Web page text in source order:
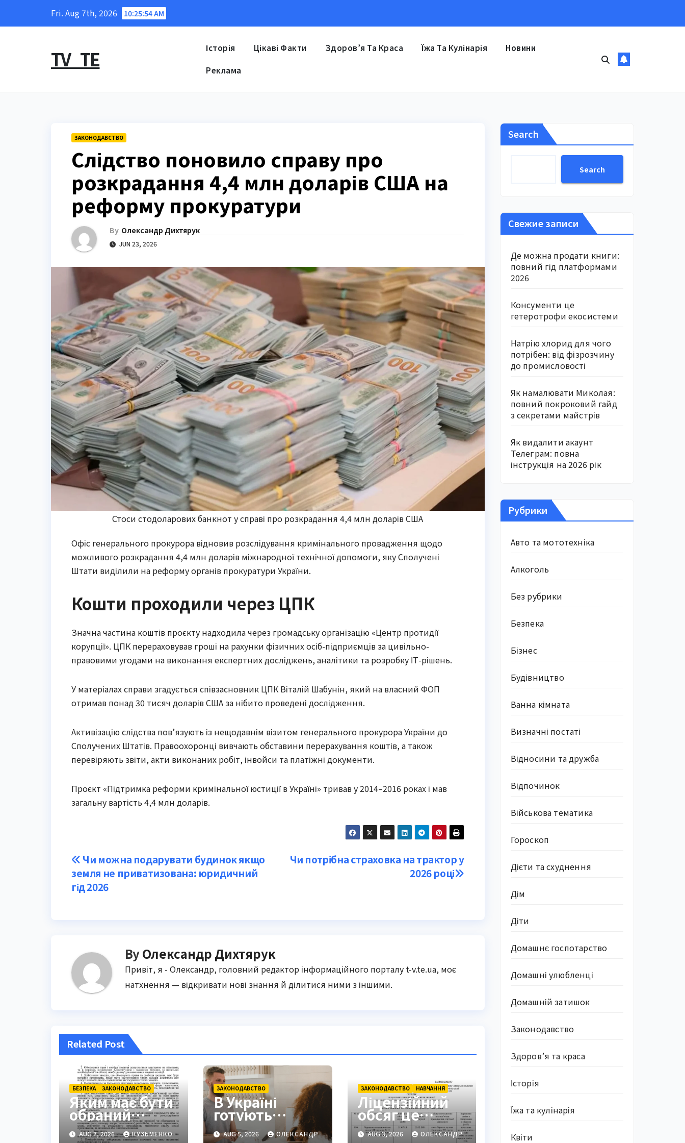
Fri. Aug 7th, 2026 10:25:55 AM
TV_TE Історія Цікаві Факти Здоров’я Та Краса Їжа Та Кулінарія Новини
Реклама
ЗАКОНОДАВСТВО
Слідство поновило справу про
розкрадання 4,4 млн доларів США на
реформу прокуратури
By Олександр Дихтярук
JUN 23, 2026
Стоси стодоларових банкнот у справі про розкрадання 4,4 млн доларів США
Офіс генерального прокурора відновив розслідування кримінального провадження щодо
можливого розкрадання 4,4 млн доларів міжнародної технічної допомоги, яку Сполучені
Штати виділили на реформу органів прокуратури України.
Кошти проходили через ЦПК
Значна частина коштів проєкту надходила через громадську організацію «Центр протидії
корупції». ЦПК перераховував гроші на рахунки фізичних осіб-підприємців за цивільно-
правовими угодами на виконання експертних досліджень, аналітики та розробку ІТ-рішень.
У матеріалах справи згадується співзасновник ЦПК Віталій Шабунін, який на власний ФОП
отримав понад 30 тисяч доларів США за нібито проведені дослідження.
Активізацію слідства пов’язують із нещодавнім візитом генерального прокурора України до
Сполучених Штатів. Правоохоронці вивчають обставини перерахування коштів, а також
перевіряють звіти, акти виконаних робіт, інвойси та платіжні документи.
Проєкт «Підтримка реформи кримінальної юстиції в Україні» тривав у 2014–2016 роках і мав
загальну вартість 4,4 млн доларів.
Post
navigation
Чи потрібна страховка на трактор у
2026 році
Чи можна подарувати будинок якщо
земля не приватизована: юридичний
гід 2026
ByОлександр Дихтярук
Привіт, я - Олександр, головний редактор інформаційного порталу t-v.te.ua, моє
натхнення — відкривати нові знання й ділитися ними з іншими.
Related Post
БЕЗПЕКА ЗАКОНОДАВСТВО
Яким має бути
обраний
поліцейський
AUG 7, 2026
КУЗЬМЕНКО
ЗАКОНОДАВСТВО
В Україні
готують
пенсійну
AUG 5, 2026
ОЛЕКСАНДР
ЗАКОНОДАВСТВО НАВЧАННЯ
Ліцензійний
обсяг це
ключовий
AUG 3, 2026
ОЛЕКСАНДР
Search
Search
Свежие записи
Де можна продати книги:
повний гід платформами
2026
Консументи це
гетеротрофи екосистеми
Натрію хлорид для чого
потрібен: від фізрозчину
до промисловості
Як намалювати Миколая:
повний покроковий гайд
з секретами майстрів
Як видалити акаунт
Телеграм: повна
інструкція на 2026 рік
Рубрики
Авто та мототехніка
Алкоголь
Без рубрики
Безпека
Бізнес
Будівництво
Ванна кімната
Визначні постаті
Відносини та дружба
Відпочинок
Військова тематика
Гороскоп
Дієти та схуднення
Дім
Діти
Домашнє госпотарство
Домашні улюбленці
Домашній затишок
Законодавство
Здоров’я та краса
Історія
Їжа та кулінарія
Квіти